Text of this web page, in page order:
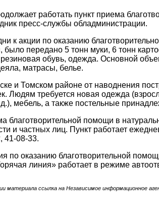
работать пункт приема
пресс-службы обладминистрации.
к акции по оказанию
было передано 5 тонн муки, 6 тонн
обувь, одежда. Основной
матрасы, белье.
и Томском районе от наводнения
Людям требуется новая одежда
д.), мебель, а также постельные
благотворительной помощи в
и частных лиц. Пункт работает
41-08-33.
по оказанию благотворительной
линия» работает в режиме
материала ссылка на Независимое информационное